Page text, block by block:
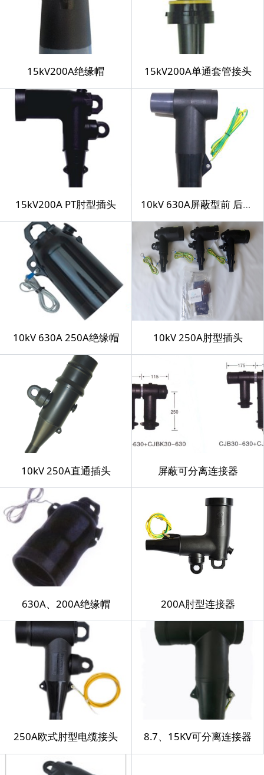
15kV200A绝缘帽 15kV200A单通套管接头
15kV200A PT肘型插头 10kV 630A屏蔽型前 后插头
10kV 630A 250A绝缘帽 10kV 250A肘型插头
10kV 250A直通插头 屏蔽可分离连接器
630A、200A绝缘帽 200A肘型连接器
250A欧式肘型电缆接头 8.7、15KV可分离连接器